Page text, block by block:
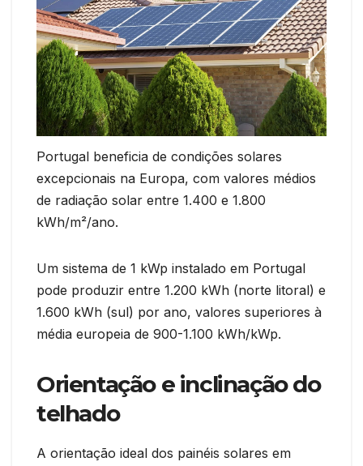
Portugal beneficia de condições solares
excepcionais na Europa, com valores médios
de radiação solar entre 1.400 e 1.800
kWh/m²/ano.
Um sistema de 1 kWp instalado em Portugal
pode produzir entre 1.200 kWh (norte litoral) e
1.600 kWh (sul) por ano, valores superiores à
média europeia de 900-1.100 kWh/kWp.
Orientação e inclinação do
telhado
A orientação ideal dos painéis solares em